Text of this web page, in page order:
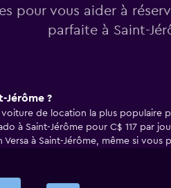
pour vous aider à
parfaite à Saint-
Jérôme ?
de location la plus populaire
à Saint-Jérôme pour C$ 117 par
Versa à Saint-Jérôme, même si